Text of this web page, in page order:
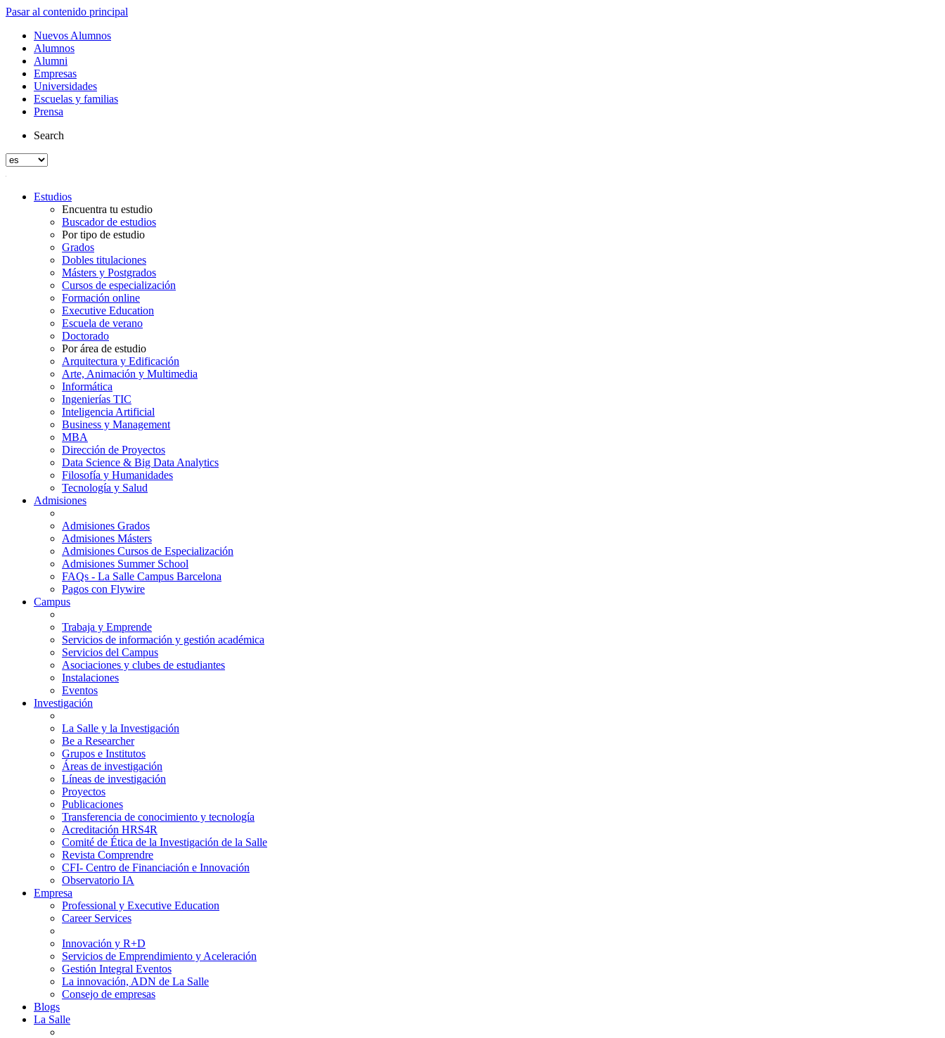
Pasar al contenido principal
Nuevos Alumnos
Alumnos
Alumni
Empresas
Universidades
Escuelas y familias
Prensa
Search
Estudios
Encuentra tu estudio
Buscador de estudios
Por tipo de estudio
Grados
Dobles titulaciones
Másters y Postgrados
Cursos de especialización
Formación online
Executive Education
Escuela de verano
Doctorado
Por área de estudio
Arquitectura y Edificación
Arte, Animación y Multimedia
Informática
Ingenierías TIC
Inteligencia Artificial
Business y Management
MBA
Dirección de Proyectos
Data Science & Big Data Analytics
Filosofía y Humanidades
Tecnología y Salud
Admisiones
Admisiones Grados
Admisiones Másters
Admisiones Cursos de Especialización
Admisiones Summer School
FAQs - La Salle Campus Barcelona
Pagos con Flywire
Campus
Trabaja y Emprende
Servicios de información y gestión académica
Servicios del Campus
Asociaciones y clubes de estudiantes
Instalaciones
Eventos
Investigación
La Salle y la Investigación
Be a Researcher
Grupos e Institutos
Áreas de investigación
Líneas de investigación
Proyectos
Publicaciones
Transferencia de conocimiento y tecnología
Acreditación HRS4R
Comité de Ética de la Investigación de la Salle
Revista Comprendre
CFI- Centro de Financiación e Innovación
Observatorio IA
Empresa
Professional y Executive Education
Career Services
Innovación y R+D
Servicios de Emprendimiento y Aceleración
Gestión Integral Eventos
La innovación, ADN de La Salle
Consejo de empresas
Blogs
La Salle